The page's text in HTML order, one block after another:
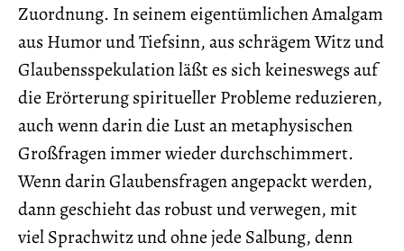
Zuordnung. In seinem eigentümlichen Amalgam
aus Humor und Tiefsinn, aus schrägem Witz und
Glaubensspekulation läßt es sich keineswegs auf
die Erörterung spiritueller Probleme reduzieren,
auch wenn darin die Lust an metaphysischen
Großfragen immer wieder durchschimmert.
Wenn darin Glaubensfragen angepackt werden,
dann geschieht das robust und verwegen, mit
viel Sprachwitz und ohne jede Salbung, denn